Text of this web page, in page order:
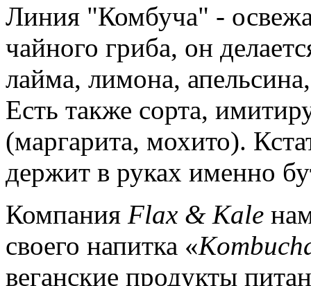
Линия "Комбуча" -
чайного гриба, он
лайма, лимона,
Есть также сорта,
(маргарита, мохито).
держит в руках именно
Компания Flax & Kale
своего напитка «
веганские продукты